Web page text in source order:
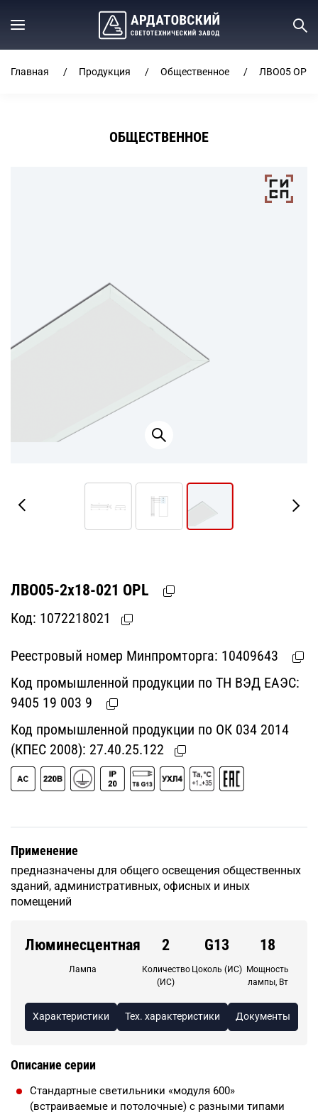
Главная Продукция Общественное ЛВО05 OPL
ОБЩЕСТВЕННОЕ
ЛВО05-2х18-021 OPL
Код: 1072218021
Реестровый номер Минпромторга: 10409643
Код промышленной продукции по ТН ВЭД ЕАЭС:
9405 19 003 9
Код промышленной продукции по ОК 034 2014
(КПЕС 2008): 27.40.25.122
Применение
предназначены для общего освещения общественных
зданий, административных, офисных и иных
помещений
Люминесцентная
Лампа
2
Количество
(ИС)
G13
Цоколь (ИС)
18
Мощность
лампы, Вт
Характеристики Тех. характеристики Документы
Описание серии
Стандартные светильники «модуля 600»
(встраиваемые и потолочные) с разными типами